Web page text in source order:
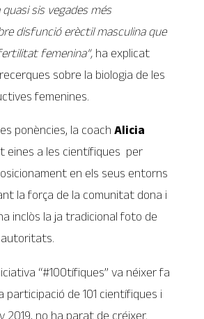
quasi sis vegades més
disfunció erèctil masculina que
femenina”, ha explicat
sobre la biologia de les
femenines.
ponències, la coachAlicia
eines a les científiques per
en els seus entorns
la força de la comunitat dona i
inclòs la ja tradicional foto de
autoritats.
“#100tífiques” va néixer fa
participació de 101 científiques i
2019, no ha parat de créixer.